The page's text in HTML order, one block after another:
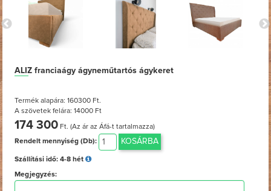
ALIZ franciaágy ágyneműtartós ágykeret
Termék alapára: 160300 Ft.
A szövetek felára: 14000 Ft
174 300 Ft. (Az ár az Áfá-t tartalmazza)
Rendelt mennyiség (Db):
KOSÁRBA
Szállítási idő: 4-8 hét
Megjegyzés: